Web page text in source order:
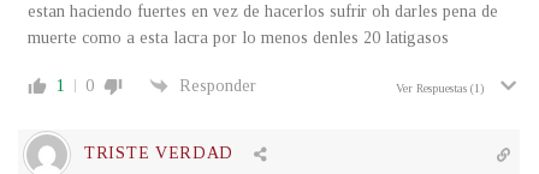
estan haciendo fuertes en vez de hacerlos sufrir oh darles pena de
muerte como a esta lacra por lo menos denles 20 latigasos
1 0 Responder Ver Respuestas (1)
TRISTE VERDAD